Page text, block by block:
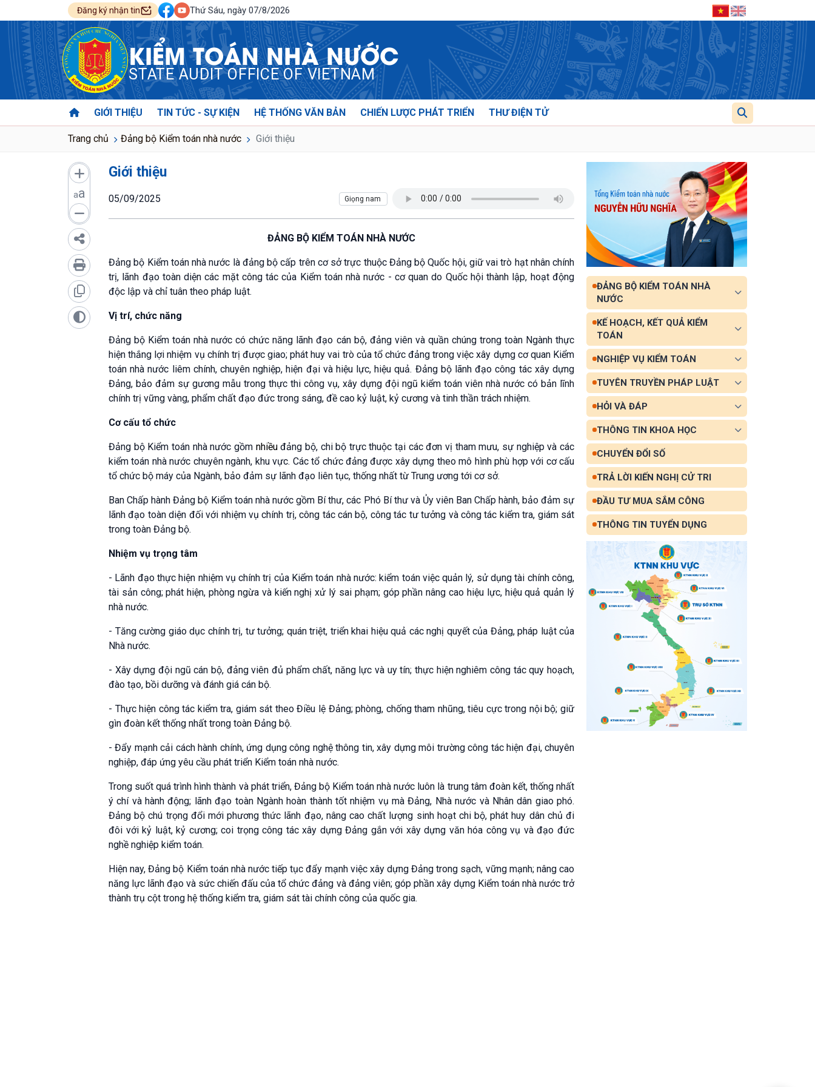
Đăng ký nhận tin Thứ Sáu, ngày 07/8/2026
KIỂM TOÁN NHÀ NƯỚC
STATE AUDIT OFFICE OF VIETNAM
GIỚI THIỆU TIN TỨC - SỰ KIỆN HỆ THỐNG VĂN BẢN CHIẾN LƯỢC PHÁT TRIỂN THƯ ĐIỆN TỬ
Trang chủ Đảng bộ Kiểm toán nhà nước Giới thiệu
aa
Giới thiệu
05/09/2025
ĐẢNG BỘ KIỂM TOÁN NHÀ NƯỚC
Đảng bộ Kiểm toán nhà nước là đảng bộ cấp trên cơ sở trực thuộc Đảng bộ Quốc hội, giữ vai trò hạt nhân chính
trị, lãnh đạo toàn diện các mặt công tác của Kiểm toán nhà nước - cơ quan do Quốc hội thành lập, hoạt động
độc lập và chỉ tuân theo pháp luật.
Vị trí, chức năng
Đảng bộ Kiểm toán nhà nước có chức năng lãnh đạo cán bộ, đảng viên và quần chúng trong toàn Ngành thực
hiện thắng lợi nhiệm vụ chính trị được giao; phát huy vai trò của tổ chức đảng trong việc xây dựng cơ quan Kiểm
toán nhà nước liêm chính, chuyên nghiệp, hiện đại và hiệu lực, hiệu quả. Đảng bộ lãnh đạo công tác xây dựng
Đảng, bảo đảm sự gương mẫu trong thực thi công vụ, xây dựng đội ngũ kiểm toán viên nhà nước có bản lĩnh
chính trị vững vàng, phẩm chất đạo đức trong sáng, đề cao kỷ luật, kỷ cương và tinh thần trách nhiệm.
Cơ cấu tổ chức
Đảng bộ Kiểm toán nhà nước gồm nhiềuđảng bộ, chi bộ trực thuộc tại các đơn vị tham mưu, sự nghiệp và các
kiểm toán nhà nước chuyên ngành, khu vực. Các tổ chức đảng được xây dựng theo mô hình phù hợp với cơ cấu
tổ chức bộ máy của Ngành, bảo đảm sự lãnh đạo liên tục, thống nhất từ Trung ương tới cơ sở.
Ban Chấp hành Đảng bộ Kiểm toán nhà nước gồm Bí thư, các Phó Bí thư và Ủy viên Ban Chấp hành, bảo đảm sự
lãnh đạo toàn diện đối với nhiệm vụ chính trị, công tác cán bộ, công tác tư tưởng và công tác kiểm tra, giám sát
trong toàn Đảng bộ.
Nhiệm vụ trọng tâm
- Lãnh đạo thực hiện nhiệm vụ chính trị của Kiểm toán nhà nước: kiểm toán việc quản lý, sử dụng tài chính công,
tài sản công; phát hiện, phòng ngừa và kiến nghị xử lý sai phạm; góp phần nâng cao hiệu lực, hiệu quả quản lý
nhà nước.
- Tăng cường giáo dục chính trị, tư tưởng; quán triệt, triển khai hiệu quả các nghị quyết của Đảng, pháp luật của
Nhà nước.
- Xây dựng đội ngũ cán bộ, đảng viên đủ phẩm chất, năng lực và uy tín; thực hiện nghiêm công tác quy hoạch,
đào tạo, bồi dưỡng và đánh giá cán bộ.
- Thực hiện công tác kiểm tra, giám sát theo Điều lệ Đảng; phòng, chống tham nhũng, tiêu cực trong nội bộ; giữ
gìn đoàn kết thống nhất trong toàn Đảng bộ.
- Đẩy mạnh cải cách hành chính, ứng dụng công nghệ thông tin, xây dựng môi trường công tác hiện đại, chuyên
nghiệp, đáp ứng yêu cầu phát triển Kiểm toán nhà nước.
Trong suốt quá trình hình thành và phát triển, Đảng bộ Kiểm toán nhà nước luôn là trung tâm đoàn kết, thống nhất
ý chí và hành động; lãnh đạo toàn Ngành hoàn thành tốt nhiệm vụ mà Đảng, Nhà nước và Nhân dân giao phó.
Đảng bộ chú trọng đổi mới phương thức lãnh đạo, nâng cao chất lượng sinh hoạt chi bộ, phát huy dân chủ đi
đôi với kỷ luật, kỷ cương; coi trọng công tác xây dựng Đảng gắn với xây dựng văn hóa công vụ và đạo đức
nghề nghiệp kiểm toán.
Hiện nay, Đảng bộ Kiểm toán nhà nước tiếp tục đẩy mạnh việc xây dựng Đảng trong sạch, vững mạnh; nâng cao
năng lực lãnh đạo và sức chiến đấu của tổ chức đảng và đảng viên; góp phần xây dựng Kiểm toán nhà nước trở
thành trụ cột trong hệ thống kiểm tra, giám sát tài chính công của quốc gia.
ĐẢNG BỘ KIỂM TOÁN NHÀ
NƯỚC
KẾ HOẠCH, KẾT QUẢ KIỂM
TOÁN
NGHIỆP VỤ KIỂM TOÁN
TUYÊN TRUYỀN PHÁP LUẬT
HỎI VÀ ĐÁP
THÔNG TIN KHOA HỌC
CHUYỂN ĐỔI SỐ
TRẢ LỜI KIẾN NGHỊ CỬ TRI
ĐẦU TƯ MUA SẮM CÔNG
THÔNG TIN TUYỂN DỤNG